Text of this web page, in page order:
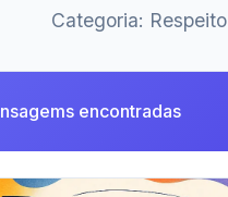
Categoria: Respeito
encontradas